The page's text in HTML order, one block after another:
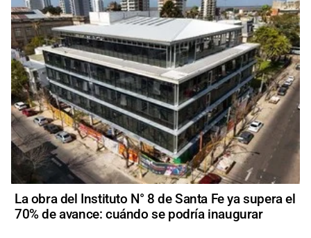
La obra del Instituto N° 8 de Santa Fe ya supera el
70% de avance: cuándo se podría inaugurar